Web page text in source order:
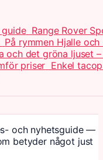
Range Rover
På rymmen Hjalle
och det gröna ljuset
priser Enkel
och nyhetsguide —
betyder något just